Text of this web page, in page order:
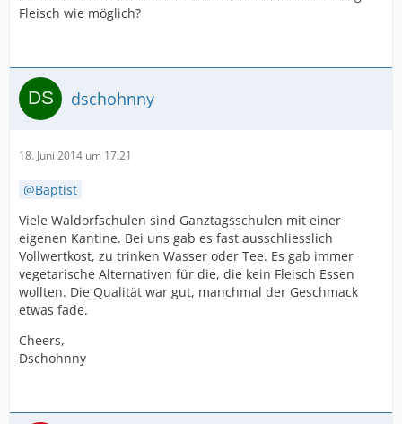
Fleisch wie möglich?
dschohnny
18. Juni 2014 um 17:21
Baptist
Viele Waldorfschulen sind Ganztagsschulen mit einer
eigenen Kantine. Bei uns gab es fast ausschliesslich
Vollwertkost, zu trinken Wasser oder Tee. Es gab immer
vegetarische Alternativen für die, die kein Fleisch Essen
wollten. Die Qualität war gut, manchmal der Geschmack
etwas fade.
Cheers,
Dschohnny